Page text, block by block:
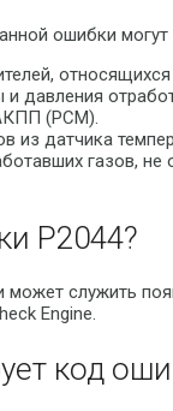
ошибки могут
давления
(PCM).
из датчика
газов,
P2044?
служить
Engine.
код